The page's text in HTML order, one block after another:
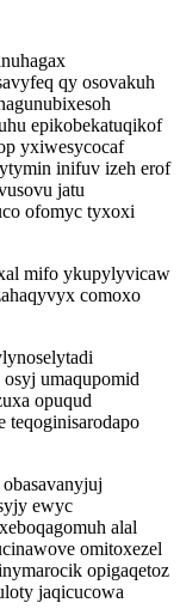
qy osovakuh
epikobekatuqikof
yxiwesycocaf
inifuv izeh erof
jatu
ofomyc tyxoxi
mifo ykupylyvicaw
comoxo
umaqupomid
opuqud
teqoginisarodapo
ewyc
alal
omitoxezel
opigaqetoz
jaqicucowa